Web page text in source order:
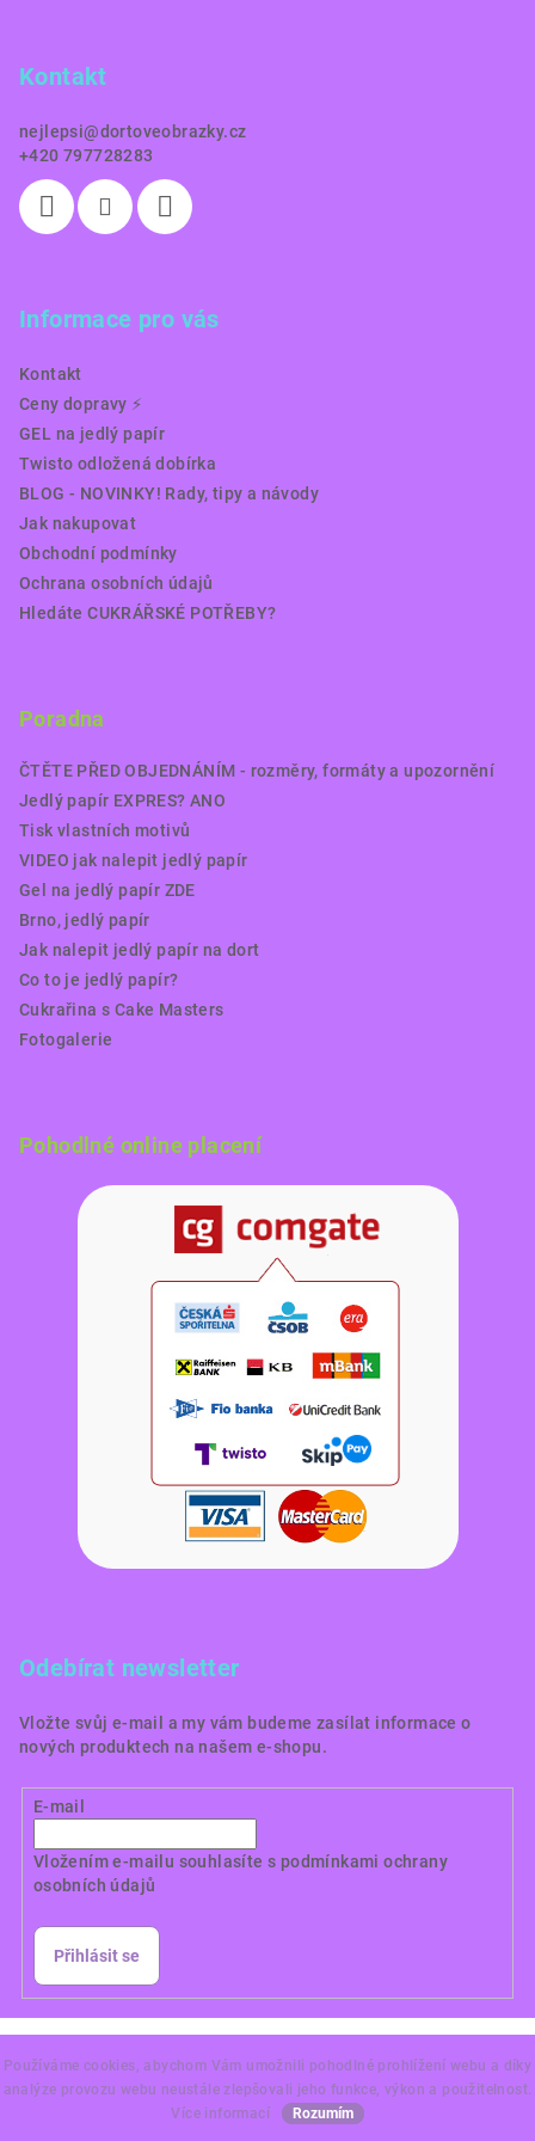
Používáme cookies, abychom Vám umožnili pohodlné prohlížení webu a díky
analýze provozu webu neustále zlepšovali jeho funkce, výkon a použitelnost.
Více informací
Rozumím
Kontakt
nejlepsi@dortoveobrazky.cz
+420 797728283
Informace pro vás
Kontakt
Ceny dopravy ⚡️
GEL na jedlý papír
Twisto odložená dobírka
BLOG - NOVINKY! Rady, tipy a návody
Jak nakupovat
Obchodní podmínky
Ochrana osobních údajů
Hledáte CUKRÁŘSKÉ POTŘEBY?
Poradna
ČTĚTE PŘED OBJEDNÁNÍM - rozměry, formáty a upozornění
Jedlý papír EXPRES? ANO
Tisk vlastních motivů
VIDEO jak nalepit jedlý papír
Gel na jedlý papír ZDE
Brno, jedlý papír
Jak nalepit jedlý papír na dort
Co to je jedlý papír?
Cukrařina s Cake Masters
Fotogalerie
Pohodlné online placení
Odebírat newsletter
Vložte svůj e-mail a my vám budeme zasílat informace o
nových produktech na našem e-shopu.
E-mail
Vložením e-mailu souhlasíte s podmínkami ochrany
osobních údajů
Přihlásit se
vyhrazena.
Vytvořil Shoptet Premium